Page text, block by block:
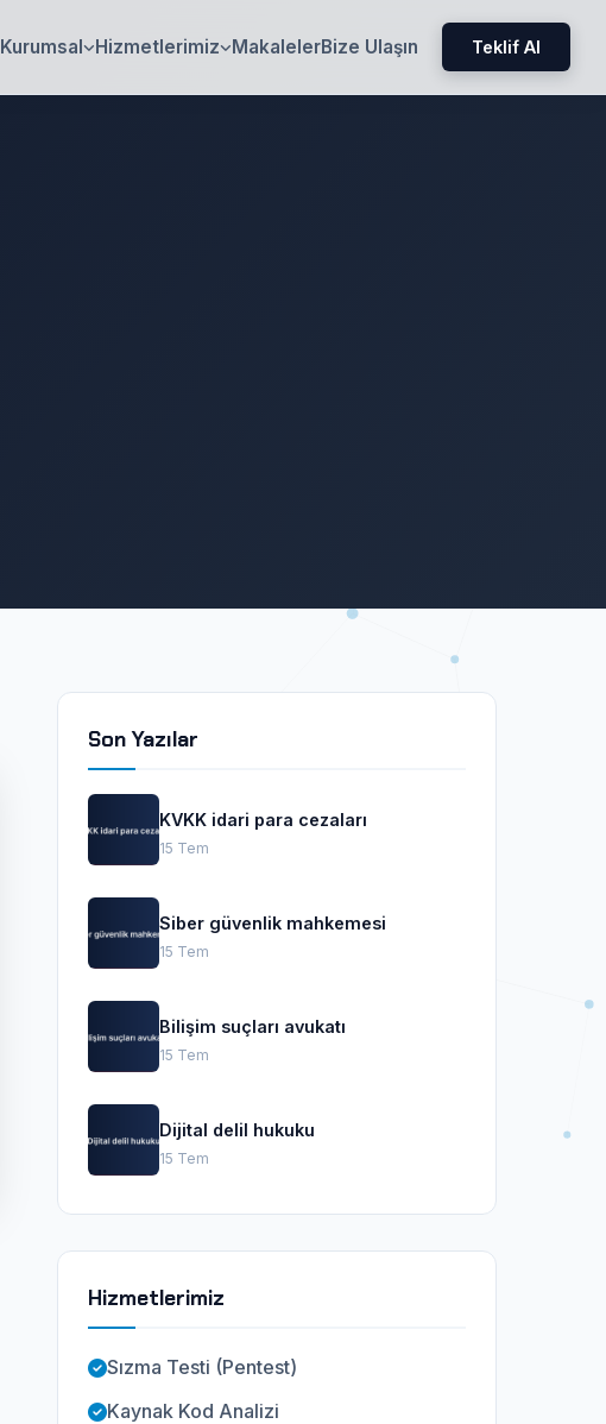
Kurumsal Hizmetlerimiz MakalelerBize Ulaşın Teklif Al
Son Yazılar
KVKK idari para cezaları
15 Tem
Siber güvenlik mahkemesi
15 Tem
Bilişim suçları avukatı
15 Tem
Dijital delil hukuku
15 Tem
Hizmetlerimiz
Sızma Testi (Pentest)
Kaynak Kod Analizi